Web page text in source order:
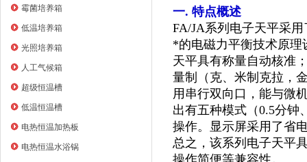
霉菌培养箱
低温培养箱
光照培养箱
人工气候箱
超级恒温槽
低温恒温槽
电热恒温加热板
电热恒温水浴锅
一. 特点概述
FA/JA系列电子天平采
*的电磁力平衡技术原理
天平具有称量自动核准
量制（克、米制克拉，
用串行双向口，能与微
出有五种模式（0.5分钟
操作。显示屏采用了省
总之，该系列电子天平
操作简便等兼容性。